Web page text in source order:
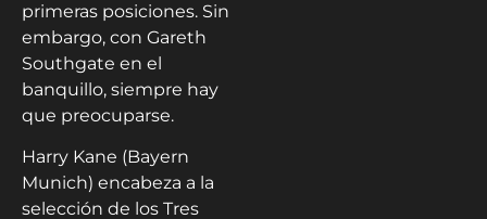
primeras posiciones. Sin
embargo, con Gareth
Southgate en el
banquillo, siempre hay
que preocuparse.
Harry Kane (Bayern
Munich) encabeza a la
selección de los Tres